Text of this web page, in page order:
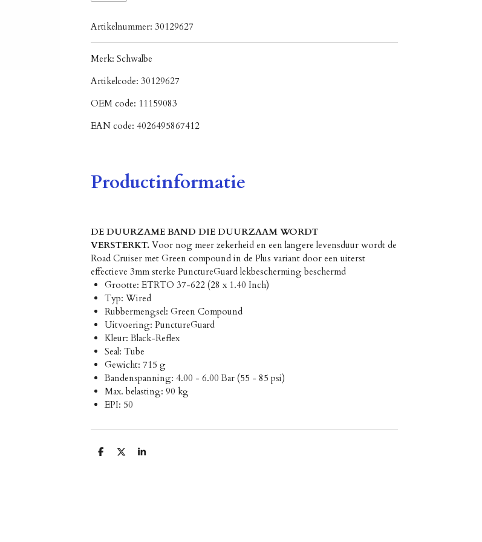
Artikelnummer: 30129627
Merk: Schwalbe
Artikelcode: 30129627
OEM code: 11159083
EAN code: 4026495867412
Productinformatie
DE DUURZAME BAND DIE DUURZAAM WORDT
VERSTERKT. Voor nog meer zekerheid en een langere levensduur wordt de
Road Cruiser met Green compound in de Plus variant door een uiterst
effectieve 3mm sterke PunctureGuard lekbescherming beschermd
Grootte: ETRTO 37-622 (28 x 1.40 Inch)
Typ: Wired
Rubbermengsel: Green Compound
Uitvoering: PunctureGuard
Kleur: Black-Reflex
Seal: Tube
Gewicht: 715 g
Bandenspanning: 4.00 - 6.00 Bar (55 - 85 psi)
Max. belasting: 90 kg
EPI: 50
D
D
S